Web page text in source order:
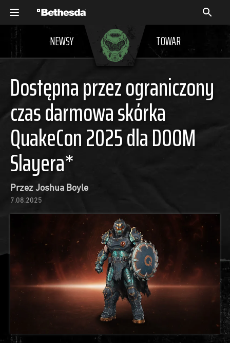
NEWSY TOWAR
Dostępna przez ograniczony
czas darmowa skórka
QuakeCon 2025 dla DOOM
Slayera*
Przez Joshua Boyle
7.08.2025